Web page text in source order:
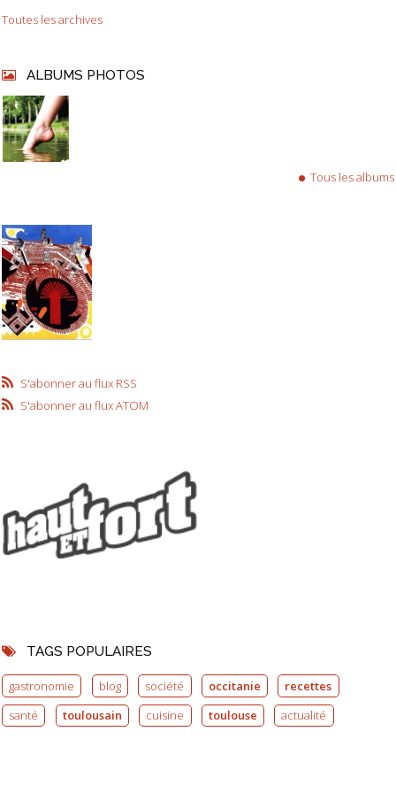
Toutes les archives
ALBUMS PHOTOS
Tous les albums
S'abonner au flux RSS
S'abonner au flux ATOM
TAGS POPULAIRES
gastronomie blog société occitanie
recettes
santé
toulousain cuisine toulouse actualité